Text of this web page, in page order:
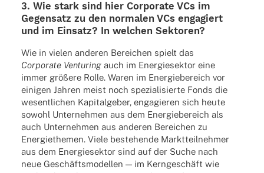
3. Wie stark sind hier Corpo­rate VCs im
Gegen­satz zu den norma­len VCs enga­giert
und im Einsatz? In welchen Sektoren?
Wie in vielen ande­ren Berei­chen spielt das
Corpo­rate Ventu­ringauch im Ener­gie­sek­tor eine
immer größere Rolle. Waren im Ener­gie­be­reich vor
eini­gen Jahren meist noch spezia­li­sierte Fonds die
wesent­li­chen Kapi­tal­ge­ber, enga­gie­ren sich heute
sowohl Unter­neh­men aus dem Ener­gie­be­reich als
auch Unter­neh­men aus ande­ren Berei­chen zu
Ener­gie­the­men. Viele bestehende Markt­teil­neh­mer
aus dem Ener­gie­sek­tor sind auf der Suche nach
neue Geschäftsmodellen — im Kerngeschäft wie